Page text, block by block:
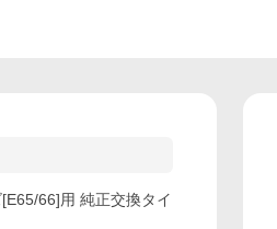
66]用 純正交換タイ